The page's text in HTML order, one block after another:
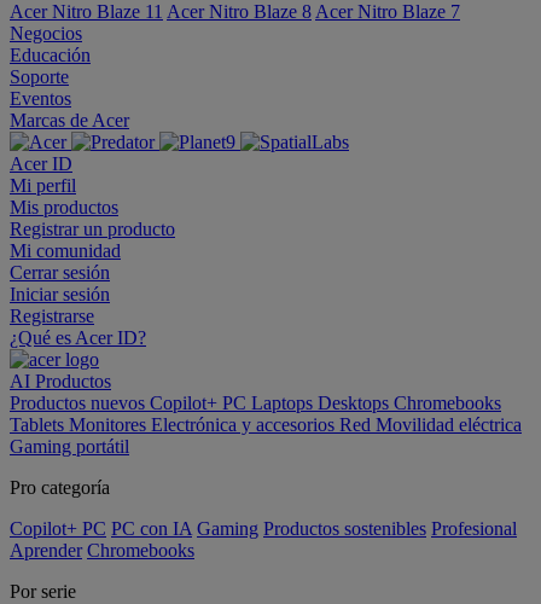
Acer Nitro Blaze 11 Acer Nitro Blaze 8 Acer Nitro Blaze 7
Negocios
Educación
Soporte
Eventos
Marcas de Acer
Acer ID
Mi perfil
Mis productos
Registrar un producto
Mi comunidad
Cerrar sesión
Iniciar sesión
Registrarse
¿Qué es Acer ID?
AI Productos
Productos nuevos Copilot+ PC Laptops Desktops Chromebooks
Tablets Monitores Electrónica y accesorios Red Movilidad eléctrica
Gaming portátil
Pro categoría
Copilot+ PC PC con IA Gaming Productos sostenibles Profesional
Aprender Chromebooks
Por serie